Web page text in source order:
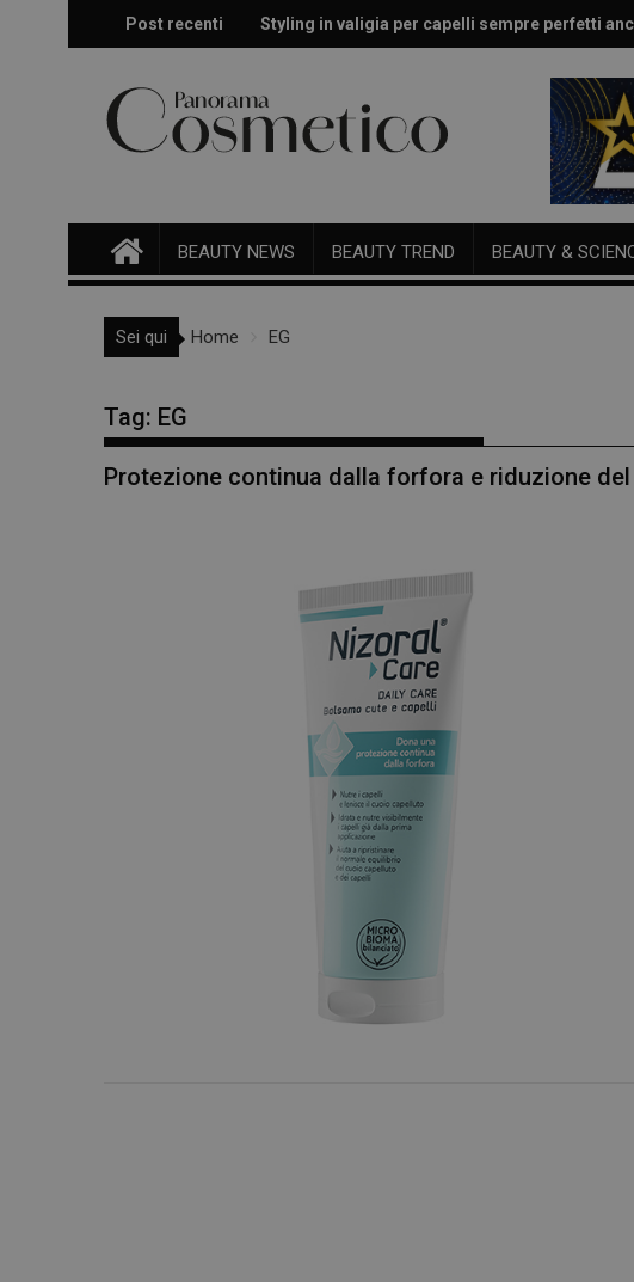
Post recenti Styling in valigia per capelli sempre perfetti
Doposole, il beauty ritual che fa durare l’estate
BEAUTY NEWS BEAUTY TREND BEAUTY &
Sei qui Home EG
Tag: EG
Protezione continua dalla forfora e riduzione